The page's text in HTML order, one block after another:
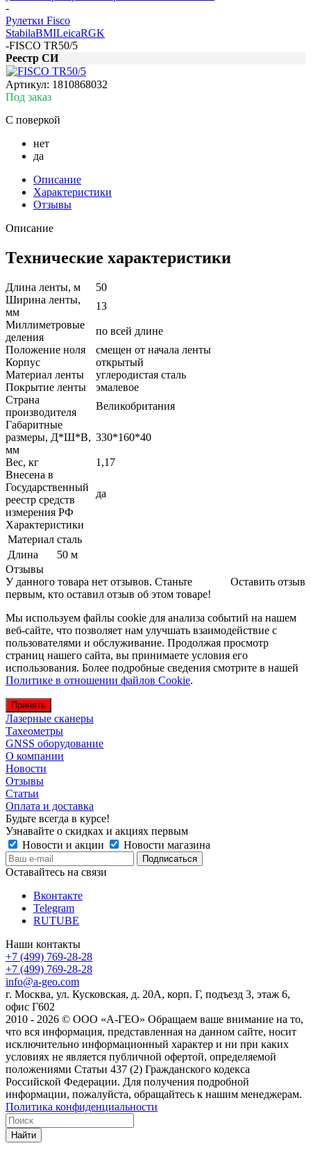
-
Рулетки Fisco
StabilaBMILeicaRGK
-FISCO TR50/5
Реестр СИ
Артикул: 1810868032
Под заказ
С поверкой
нет
да
Описание
Характеристики
Отзывы
Описание
Технические характеристики
Длина ленты, м
50
Ширина ленты,
мм
13
Миллиметровые
деления
по всей длине
Положение ноля
смещен от начала ленты
Корпус
открытый
Материал ленты
углеродистая сталь
Покрытие ленты
эмалевое
Страна
производителя
Великобритания
Габаритные
размеры, Д*Ш*В,
мм
330*160*40
Вес, кг
1,17
Внесена в
Государственный
реестр средств
измерения РФ
да
Характеристики
Материал сталь
Длина
50 м
Отзывы
Оставить отзыв
У данного товара нет отзывов. Станьте
первым, кто оставил отзыв об этом товаре!
Мы используем файлы cookie для анализа событий на нашем
веб-сайте, что позволяет нам улучшать взаимодействие с
пользователями и обслуживание. Продолжая просмотр
страниц нашего сайта, вы принимаете условия его
использования. Более подробные сведения смотрите в нашей
Политике в отношении файлов Cookie.
Принять
Лазерные сканеры
Тахеометры
GNSS оборудование
О компании
Новости
Отзывы
Статьи
Оплата и доставка
Будьте всегда в курсе!
Узнавайте о скидках и акциях первым
Новости и акции
Новости магазина
Оставайтесь на связи
Вконтакте
Telegram
RUTUBE
Наши контакты
+7 (499) 769-28-28
+7 (499) 769-28-28
info@a-geo.com
г. Москва, ул. Кусковская, д. 20А, корп. Г, подъезд 3, этаж 6,
офис Г602
2010 - 2026 © ООО «А-ГЕО» Обращаем ваше внимание на то,
что вся информация, представленная на данном сайте, носит
исключительно информационный характер и ни при каких
условиях не является публичной офертой, определяемой
положениями Статьи 437 (2) Гражданского кодекса
Российской Федерации. Для получения подробной
информации, пожалуйста, обращайтесь к нашим менеджерам.
Политика конфиденциальности
Найти